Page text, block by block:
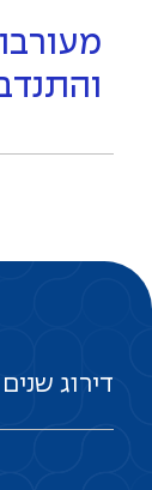
דירוג שנים